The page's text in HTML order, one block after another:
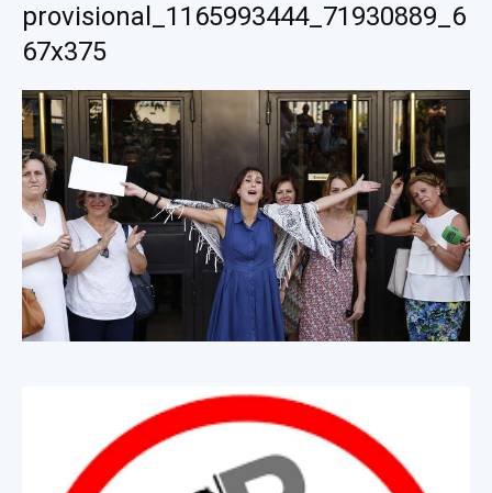
provisional_1165993444_71930889_6
67x375